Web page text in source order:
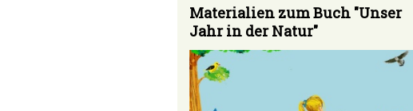
Materialien zum Buch "Unser
Jahr in der Natur"